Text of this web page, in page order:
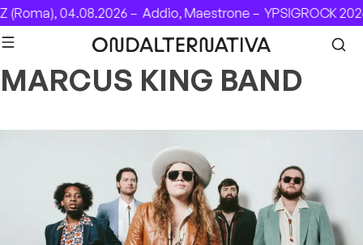
Skip to content
(Roma), 04.08.2026 – Addio, Maestrone – YPSIGROCK
MARCUS KING BAND